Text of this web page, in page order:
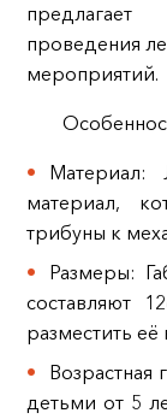
проведения
мероприятий.
материал,
трибуны к
Размеры:
составляют
разместить
Возрастная
детьми от 5